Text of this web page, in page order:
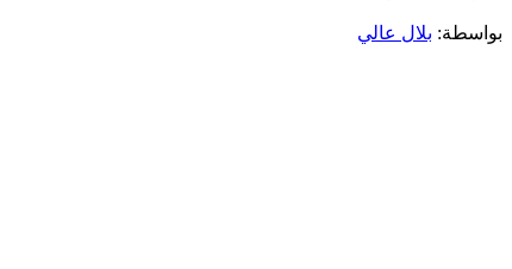
بواسطة: بلال عالي